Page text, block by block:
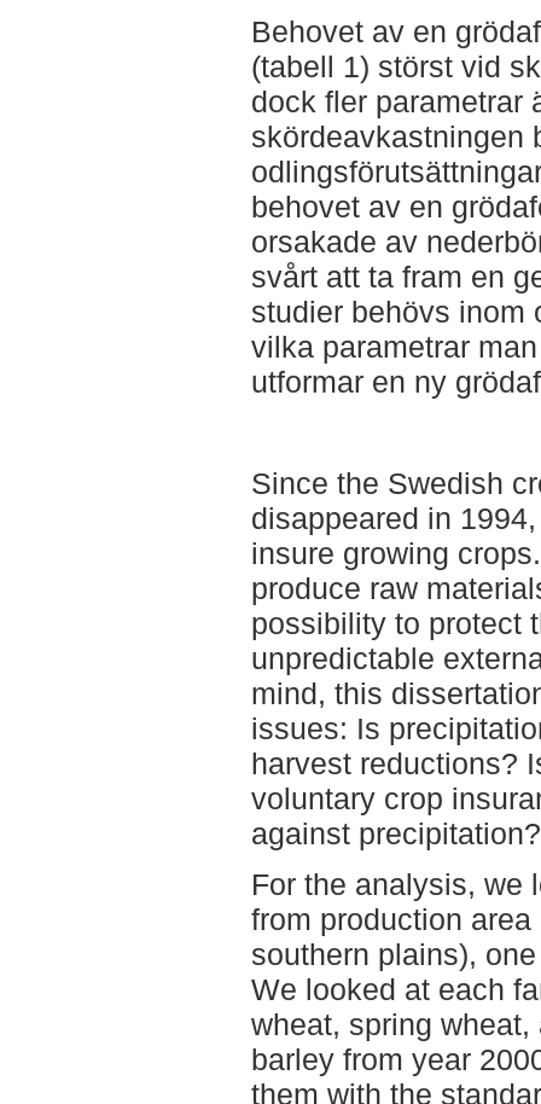
Behovet av en
(tabell 1) störst vid
dock fler parametrar
skördeavkastningen
behovet av en
orsakade av
svårt att ta fram en
studier behövs inom
vilka parametrar
utformar en ny
Since the Swedish
disappeared in
insure growing
produce raw
possibility to protect
unpredictable
mind, this
issues: Is
harvest reductions?
voluntary crop
against precipitation?
For the analysis, we
from production
southern plains),
We looked at each
wheat, spring wheat,
barley from year
them with the